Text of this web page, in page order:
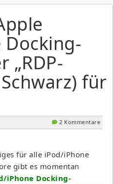
Docking-
„RDP-
für
2 Kommentare
für alle iPod/iPhone
gibt es momentan
iPhone Docking-